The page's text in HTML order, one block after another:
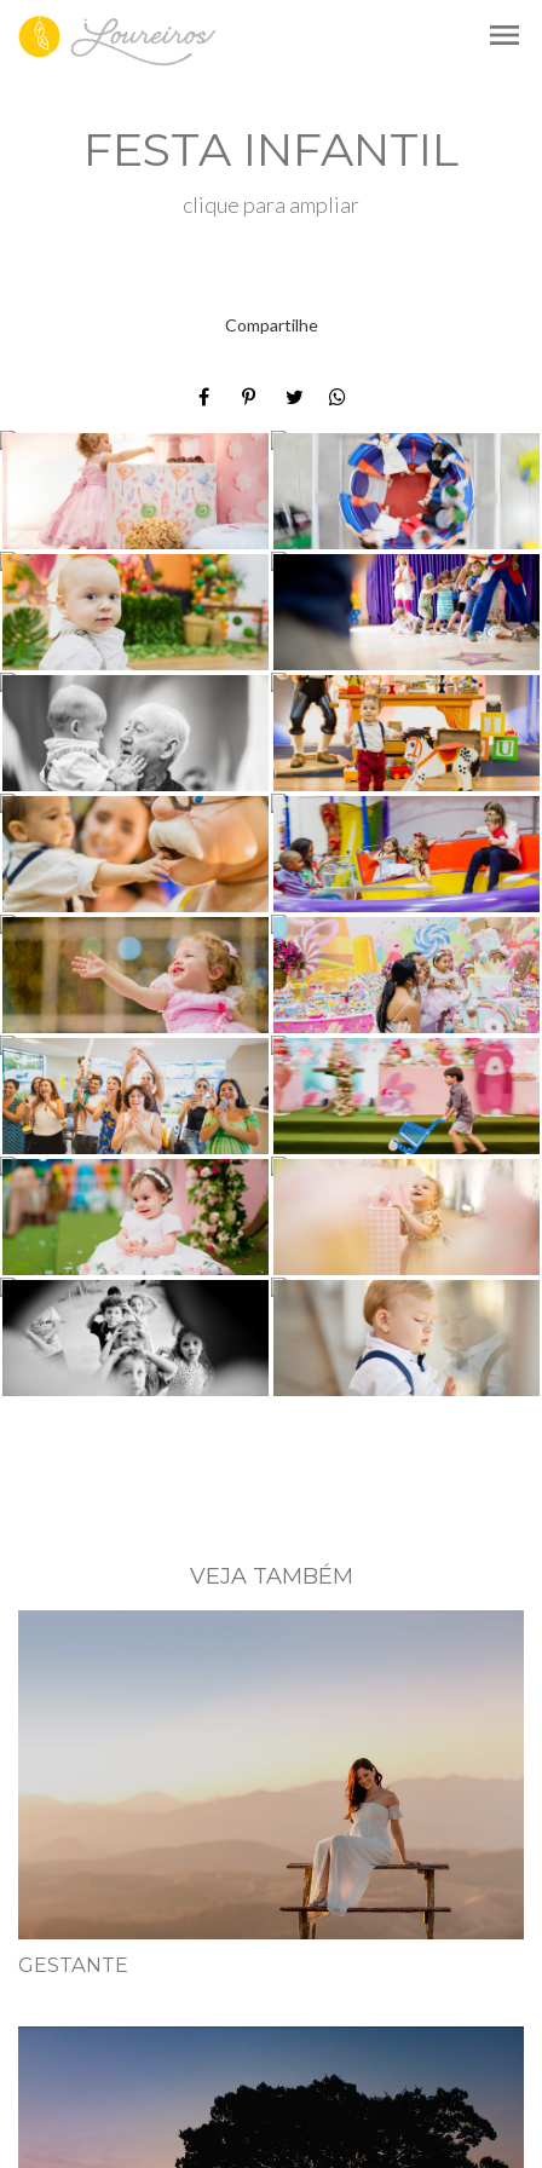
menu
FESTA INFANTIL
clique para ampliar
Compartilhe
VEJA TAMBÉM
GESTANTE